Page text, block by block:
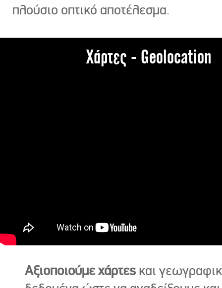
πλούσιο οπτικό αποτέλεσμα.
Χάρτες - Geolocation
Αξιοποιούμε χάρτες και